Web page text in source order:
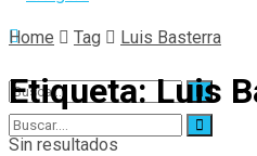
Sin resultados
Home Tag Luis Basterra
Etiqueta:Luis